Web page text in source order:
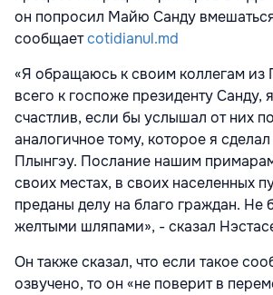
он попросил Майю Санду
сообщаетcotidianul.md
«Я обращаюсь к своим коллегам
всего к госпоже президенту Санду,
счастлив, если бы услышал от них
аналогичное тому, которое я
Плынгэу. Послание нашим
своих местах, в своих населенных
преданы делу на благо граждан. Не
желтыми шляпами», - сказал
Он также сказал, что если такое
озвучено, то он «не поверит в